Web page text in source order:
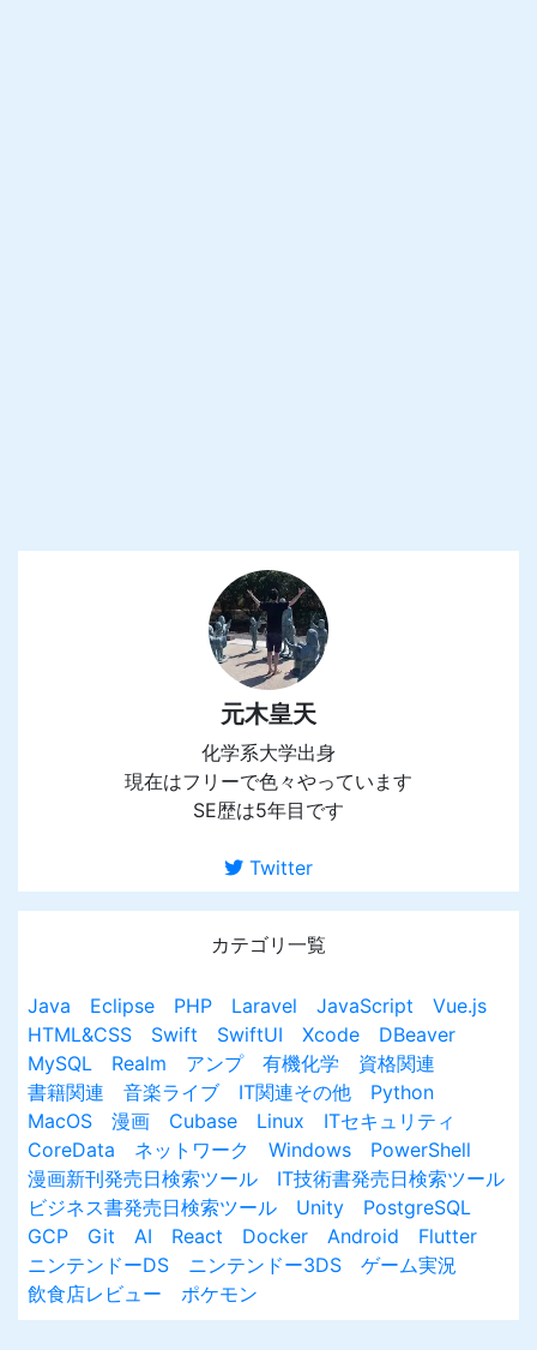
元木皇天
化学系大学出身
現在はフリーで色々やっています
SE歴は5年目です
Twitter
カテゴリ一覧
Java Eclipse PHP Laravel JavaScript
Vue.js
HTML&CSS
Swift SwiftUI Xcode
DBeaver
MySQL
Realm アンプ 有機化学
資格関連
書籍関連
音楽ライブ IT関連その他
Python
MacOS
漫画 Cubase Linux
ITセキュリティ
CoreData
ネットワーク Windows
PowerShell
漫画新刊発売日検索ツール
IT技術書発売日検索ツール
ビジネス書発売日検索ツール
Unity
PostgreSQL
GCP
Git AI React Docker Android
Flutter
ニンテンドーDS
ニンテンドー3DS
ゲーム実況
飲食店レビュー
ポケモン